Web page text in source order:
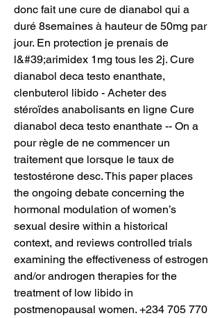
donc fait une cure de dianabol qui a
duré 8semaines à hauteur de 50mg par
jour. En protection je prenais de
l&#39;arimidex 1mg tous les 2j. Cure
dianabol deca testo enanthate,
clenbuterol libido - Acheter des
stéroïdes anabolisants en ligne Cure
dianabol deca testo enanthate -- On a
pour règle de ne commencer un
traitement que lorsque le taux de
testostérone desc. This paper places
the ongoing debate concerning the
hormonal modulation of women’s
sexual desire within a historical
context, and reviews controlled trials
examining the effectiveness of estrogen
and/or androgen therapies for the
treatment of low libido in
postmenopausal women. +234 705 770